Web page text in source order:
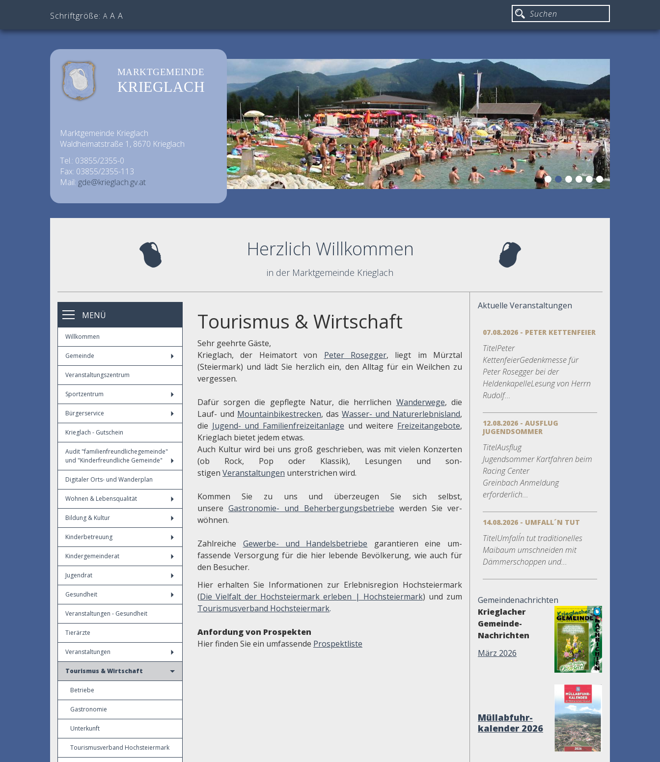
Schriftgröße: A A A
MARKTGEMEINDE
KRIEGLACH
Marktgemeinde Krieglach
Waldheimatstraße 1, 8670 Krieglach
Tel.: 03855/2355-0
Fax: 03855/2355-113
Mail: gde@krieglach.gv.at
Herzlich Willkommen
in der Marktgemeinde Krieglach
MENÜ
Willkommen
Gemeinde
Veranstaltungszentrum
Sportzentrum
Bürgerservice
Krieglach - Gutschein
Audit "familienfreundlichegemeinde"
und "Kinderfreundliche Gemeinde"
Digitaler Orts- und Wanderplan
Wohnen & Lebensqualität
Bildung & Kultur
Kinderbetreuung
Kindergemeinderat
Jugendrat
Gesundheit
Veranstaltungen - Gesundheit
Tierärzte
Veranstaltungen
Tourismus & Wirtschaft
Betriebe
Gastronomie
Unterkunft
Tourismusverband Hochsteiermark
Tourismus & Wirtschaft
Sehr geehrte Gäste,
Krieglach, der Heimatort von Peter Rosegger, liegt im Mürztal
(Steiermark) und lädt Sie herzlich ein, den Alltag für ein Weilchen zu
vergessen.
Dafür sorgen die gepflegte Natur, die herrlichen Wanderwege, die
Lauf- und Mountainbikestrecken, das Wasser- und Naturerlebnisland,
die Jugend- und Familienfreizeitanlage und weitere Freizeitangebote,
Krieglach bietet jedem etwas.
Auch Kultur wird bei uns groß geschrieben, was mit vielen Konzerten
(ob Rock, Pop oder Klassik), Lesungen und son-
stigen Veranstaltungen unterstrichen wird.
Kommen Sie zu uns und überzeugen Sie sich selbst,
unsereGastronomie- und Beherbergungsbetriebe werden Sie ver-
wöhnen.
Zahlreiche Gewerbe- und Handelsbetriebe garantieren eine um-
fassende Versorgung für die hier lebende Bevölkerung, wie auch für
den Besucher.
Hier erhalten Sie Informationen zur Erlebnisregion Hochsteiermark
(Die Vielfalt der Hochsteiermark erleben | Hochsteiermark) und zum
Tourismusverband Hochsteiermark.
Anfordung von Prospekten
Hier finden Sie ein umfassende Prospektliste
Aktuelle Veranstaltungen
07.08.2026 - PETER KETTENFEIER
TitelPeter
KettenfeierGedenkmesse für
Peter Rosegger bei der
HeldenkapelleLesung von Herrn
Rudolf...
12.08.2026 - AUSFLUG
JUGENDSOMMER
TitelAusflug
Jugendsommer Kartfahren beim
Racing Center
Greinbach Anmeldung
erforderlich...
14.08.2026 - UMFALL´N TUT
TitelUmfall´n tut traditionelles
Maibaum umschneiden mit
Dämmerschoppen und...
Gemeindenachrichten
Krieglacher
Gemeinde-
Nachrichten
März 2026
Müllabfuhr-
kalender 2026